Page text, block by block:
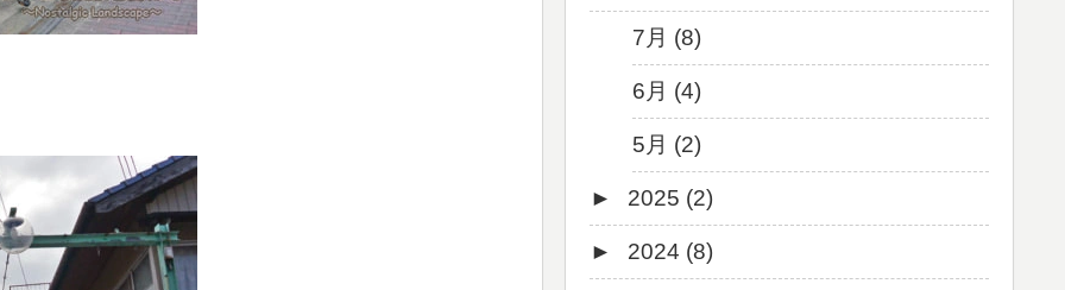
7月 (8)
6月 (4)
5月 (2)
► 2025 (2)
12月 (1)
► 2024 (8)